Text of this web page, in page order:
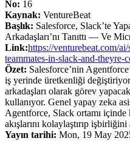
No: 16
Kaynak: VentureBeat
Başlık: Salesforce, Slack’te
Arkadaşları’nı Tanıttı — Ve
Link:https://venturebeat.com/
teammates-in-slack-and-
Özet: Salesforce’nin
iş yerinde üretkenliği
arkadaşları olarak görev
kullanıyor. Genel yapay zeka
Agentforce, Slack ortamı
akışlarını kolaylaştırıp
Yayın tarihi: Mon, 19 May